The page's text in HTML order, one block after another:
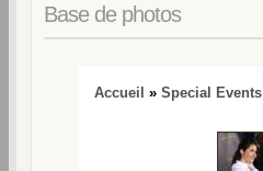
Base de photos
Accueil » Special Events